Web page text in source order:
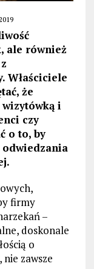
ale również
Właściciele
że
i
czy
o to, by
odwiedzania
firmy
–
doskonale
o
zawsze